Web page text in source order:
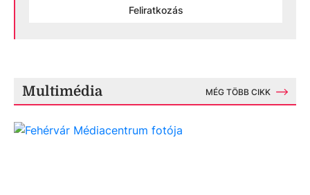
Feliratkozás
Multimédia MÉG TÖBB CIKK